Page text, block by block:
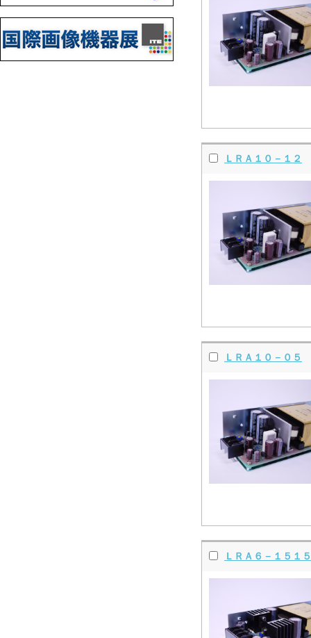
ＬＲＡ１０－１２
ＬＲＡ１０－０５
ＬＲＡ６－１５１５